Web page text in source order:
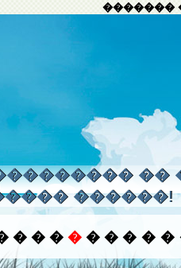
�������
��
������!
� � � � � � � � �